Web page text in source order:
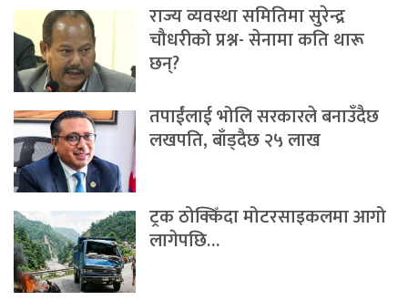
राज्य व्यवस्था समितिमा सुरेन्द्र
चौधरीको प्रश्न- सेनामा कति थारू
छन्?
तपाईंलाई भोलि सरकारले बनाउँदैछ
लखपति, बाँड्दैछ २५ लाख
ट्रक ठोक्किँदा मोटरसाइकलमा आगो
लागेपछि…